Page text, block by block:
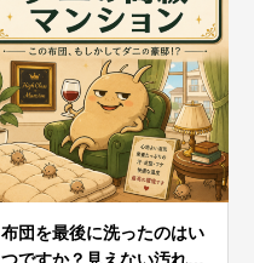
布団を最後に洗ったのはい